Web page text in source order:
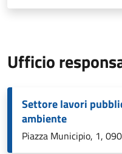
Ufficio
Settore lavori
ambiente
Piazza Municipio, 1,